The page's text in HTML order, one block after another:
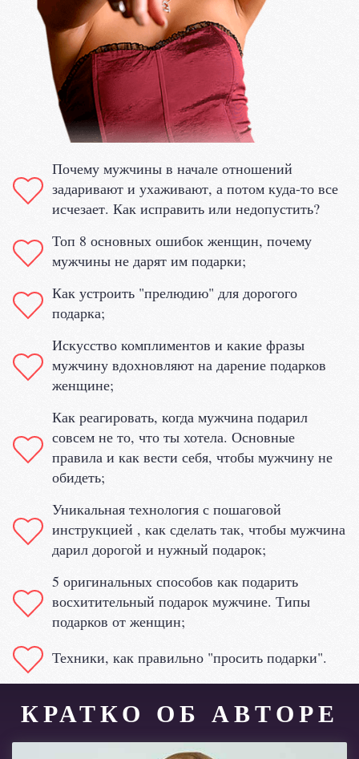
Почему мужчины в начале отношений
задаривают и ухаживают, а потом куда-то все
исчезает. Как исправить или недопустить?
Топ 8 основных ошибок женщин, почему
мужчины не дарят им подарки;
Как устроить "прелюдию" для дорогого
подарка;
Искусство комплиментов и какие фразы
мужчину вдохновляют на дарение подарков
женщине;
Как реагировать, когда мужчина подарил
совсем не то, что ты хотела. Основные
правила и как вести себя, чтобы мужчину не
обидеть;
Уникальная технология с пошаговой
инструкцией , как сделать так, чтобы мужчина
дарил дорогой и нужный подарок;
5 оригинальных способов как подарить
восхитительный подарок мужчине. Типы
подарков от женщин;
Техники, как правильно "просить подарки".
КРАТКО ОБ АВТОРЕ